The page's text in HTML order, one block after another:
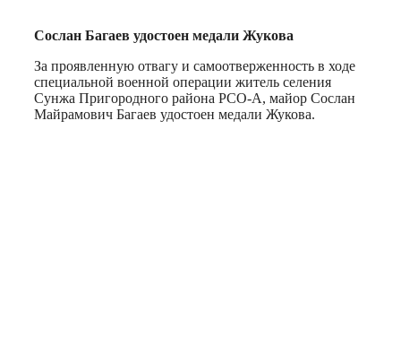
Сослан Багаев удостоен медали Жукова
За проявленную отвагу и самоотверженность в ходе
специальной военной операции житель селения
Сунжа Пригородного района РСО-А, майор Сослан
Майрамович Багаев удостоен медали Жукова.